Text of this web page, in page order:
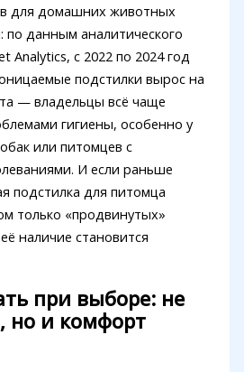
для домашних животных
по данным аналитического
Analytics, с 2022 по 2024 год
подстилки вырос на
— владельцы всё чаще
гигиены, особенно у
или питомцев с
И если раньше
подстилка для питомца
только «продвинутых»
наличие становится
при выборе: не
но и комфорт